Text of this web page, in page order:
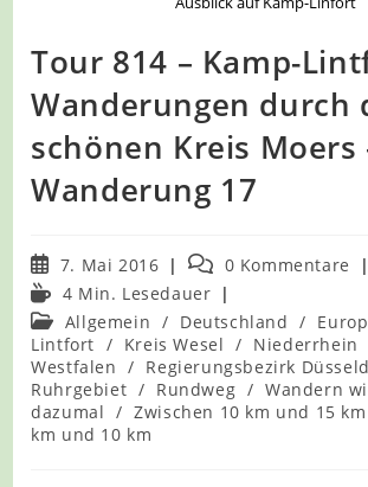
Tour 814 – Kamp-
Wanderungen durch
schönen Kreis Moers
Wanderung 17
Beitrag
veröffentlicht:
7. Mai 2016
Beitrags-
Kommentare:
0 Kommentare
Lesedauer:
4 Min. Lesedauer
Beitrags-
Kategorie:
Allgemein / Deutschland /
Lintfort / Kreis Wesel / Niederrhein
Westfalen / Regierungsbezirk
Ruhrgebiet / Rundweg / Wandern
dazumal / Zwischen 10 km und 15 km
km und 10 km